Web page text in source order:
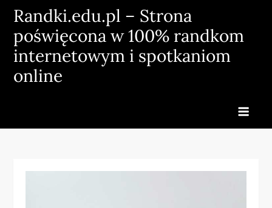
Skip
content
Randki.edu.pl – Strona
poświęcona w 100% randkom
internetowym i spotkaniom
online